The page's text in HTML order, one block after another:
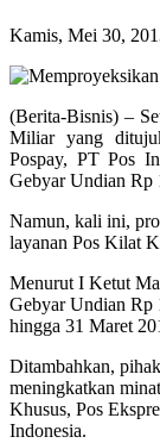
Kamis, Mei 30,
(Berita-Bisnis) –
Miliar yang
Pospay, PT Pos
Gebyar Undian Rp
Namun, kali ini,
layanan Pos Kilat
Menurut I Ketut
Gebyar Undian Rp
hingga 31 Maret
Ditambahkan,
meningkatkan
Khusus, Pos
Indonesia.